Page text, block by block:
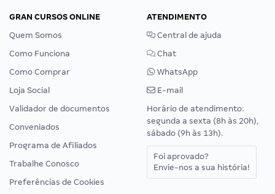
GRAN CURSOS ONLINE
Quem Somos
Como Funciona
Como Comprar
Loja Social
Validador de documentos
Conveniados
Programa de Afiliados
Trabalhe Conosco
Preferências de Cookies
ATENDIMENTO
Central de ajuda
Chat
WhatsApp
E-mail
Horário de atendimento:
segunda a sexta (8h às 20h),
sábado (9h às 13h).
Foi aprovado?
Envie-nos a sua história!